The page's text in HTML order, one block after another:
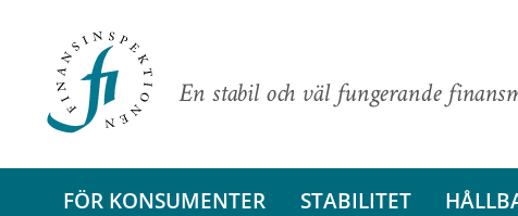
En stabil och väl fungerande
FÖR KONSUMENTER STABILITET